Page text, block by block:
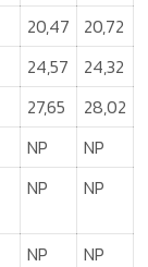
20,47
20,72
24,57
24,32
27,65
28,02
NP
NP
NP NP
NP NP